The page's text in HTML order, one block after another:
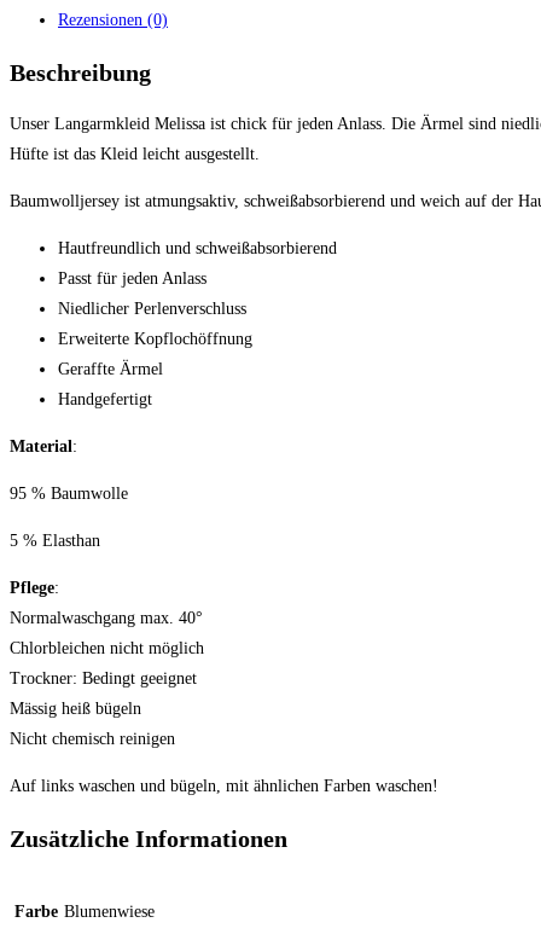
Rezensionen (0)
Beschreibung
Unser Langarmkleid Melissa ist chick für jeden Anlass. Die Ärmel sind
Hüfte ist das Kleid leicht ausgestellt.
Baumwolljersey ist atmungsaktiv, schweißabsorbierend und weich auf der
Hautfreundlich und schweißabsorbierend
Passt für jeden Anlass
Niedlicher Perlenverschluss
Erweiterte Kopflochöffnung
Geraffte Ärmel
Handgefertigt
Material:
95 % Baumwolle
5 % Elasthan
Pflege:
Normalwaschgang max. 40°
Chlorbleichen nicht möglich
Trockner: Bedingt geeignet
Mässig heiß bügeln
Nicht chemisch reinigen
Auf links waschen und bügeln, mit ähnlichen Farben waschen!
Zusätzliche Informationen
Farbe Blumenwiese